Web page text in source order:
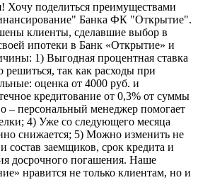
Хочу поделиться преимуществами
Банка ФК "Открытие".
клиенты, сделавшие выбор в
ипотеки в Банк «Открытие» и
1) Выгодная процентная ставка
решиться, так как расходы при
оценка от 4000 руб. и
кредитование от 0,3% от суммы
– персональный менеджер помогает
4) Уже со следующего месяца
снижается; 5) Можно изменить не
состав заемщиков, срок кредита и
досрочного погашения. Наше
нравится не только клиентам, но и